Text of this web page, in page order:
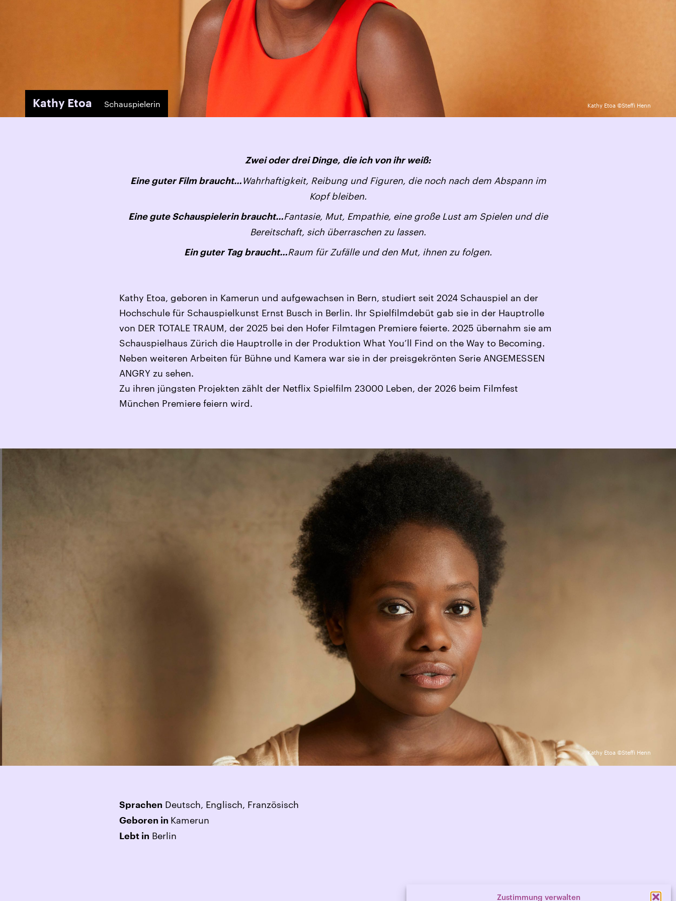
Zustimmung verwalten
Kathy Etoa Schauspielerin Kathy Etoa ©Steffi Henn
Zwei oder drei Dinge, die ich von ihr weiß:
Eine guter Film braucht… Wahrhaftigkeit, Reibung und Figuren, die noch nach dem Abspann im
Kopf bleiben.
Eine gute Schauspielerin braucht…Fantasie, Mut, Empathie, eine große Lust am Spielen und die
Bereitschaft, sich überraschen zu lassen.
Ein guter Tag braucht…Raum für Zufälle und den Mut, ihnen zu folgen.
Kathy Etoa, geboren in Kamerun und aufgewachsen in Bern, studiert seit 2024 Schauspiel an der
Hochschule für Schauspielkunst Ernst Busch in Berlin. Ihr Spielfilmdebüt gab sie in der Hauptrolle
von DER TOTALE TRAUM, der 2025 bei den Hofer Filmtagen Premiere feierte. 2025 übernahm sie am
Schauspielhaus Zürich die Hauptrolle in der Produktion What You’ll Find on the Way to Becoming.
Neben weiteren Arbeiten für Bühne und Kamera war sie in der preisgekrönten Serie ANGEMESSEN
ANGRY zu sehen.
Zu ihren jüngsten Projekten zählt der Netflix Spielfilm 23000 Leben, der 2026 beim Filmfest
München Premiere feiern wird.
Kathy Etoa ©Steffi Henn
Sprachen Deutsch, Englisch, Französisch
Geboren in Kamerun
Lebt in Berlin